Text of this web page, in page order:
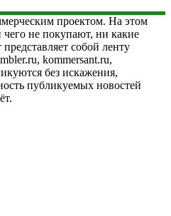
проектом. На этом
не покупают, ни какие
собой ленту
kommersant.ru,
без искажения,
публикуемых новостей